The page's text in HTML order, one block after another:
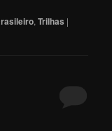
,Trilhas |